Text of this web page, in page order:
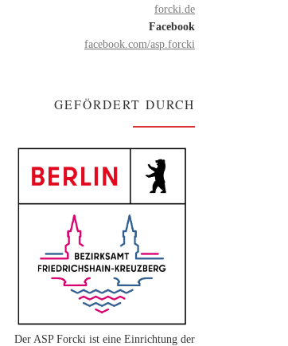
forcki.de
Facebook
facebook.com/asp.forcki
GEFÖRDERT DURCH
Der ASP Forcki ist eine Einrichtung der